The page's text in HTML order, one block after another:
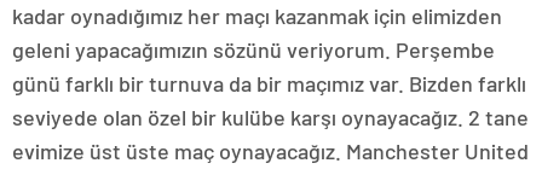
kadar oynadığımız her maçı kazanmak için elimizden
geleni yapacağımızın sözünü veriyorum. Perşembe
günü farklı bir turnuva da bir maçımız var. Bizden farklı
seviyede olan özel bir kulübe karşı oynayacağız. 2 tane
evimize üst üste maç oynayacağız. Manchester United